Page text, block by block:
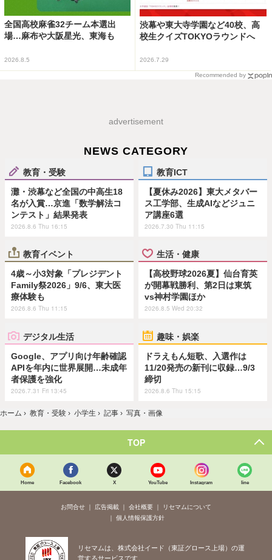
全国高校麻雀32チーム本選出
場…麻布や大阪星光、東海も
2026.8.5
渋幕や東大寺学園など40校、高
校生クイズTOKYOラウンドへ
2026.7.29
Recommended by
advertisement
NEWS CATEGORY
教育・受験
灘・渋幕など全国の中高生18
名が入賞…京進「数学解法コ
ンテスト」結果発表
2026.8.6 Thu 16:15
教育ICT
【夏休み2026】東大メタバー
ス工学部、生成AIなどジュニ
ア講座6選
2026.7.30 Thu 11:15
教育イベント
4歳～小3対象「プレジデント
Family祭2026」9/6、東大医
療体験も
2026.8.6 Thu 11:15
生活・健康
【高校野球2026夏】仙台育英
が開幕戦勝利、第2日は東筑
vs神村学園ほか
2026.8.5 Wed 20:32
デジタル生活
Google、アプリ向け年齢確認
APIを年内に世界展開…未成年
者保護を強化
2026.7.31 Fri 13:45
趣味・娯楽
ドラえもん短歌、入選作は
11/20発売の新刊に収録…9/3
締切
2026.8.6 Thu 15:15
ホーム › 教育・受験 › 小学生 › 記事 › 写真・画像
TOP
Home Facebook X YouTube Instagram line
お問合せ 広告掲載 会社概要
リセマムについて
個人情報保護方針
リセマムは、株式会社イード（東証グロース上場）の運
営するサービスです。